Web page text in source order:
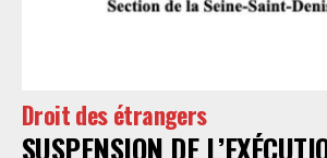
Droit des étrangers
SUSPENSION DE